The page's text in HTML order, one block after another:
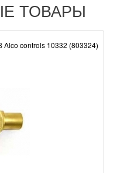
ТОВАРЫ
controls 10332 (803324)